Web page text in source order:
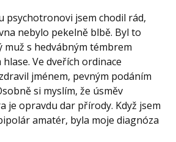
psychotronovi jsem chodil rád,
nebylo pekelně blbě. Byl to
muž s hedvábným témbrem
Ve dveřích ordinace
jménem, pevným podáním
si myslím, že úsměv
je opravdu dar přírody. Když jsem
amatér, byla moje diagnóza